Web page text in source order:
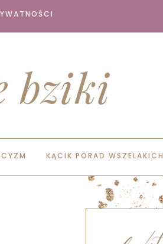
bziki
KĄCIK PORAD WSZELAKICH